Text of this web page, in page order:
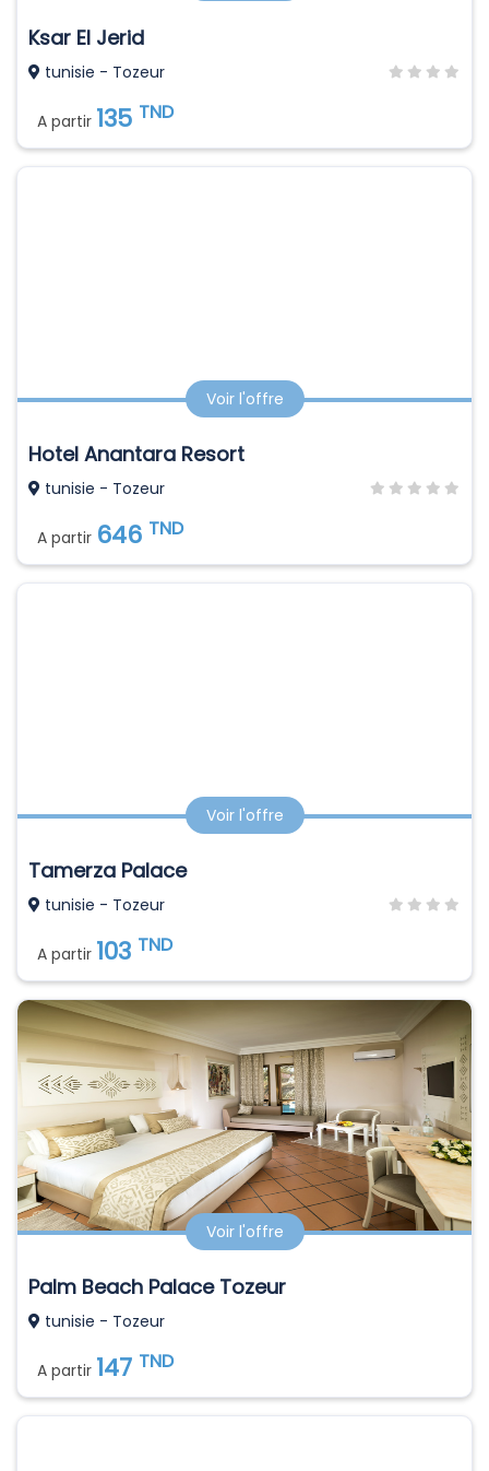
Ksar El Jerid
tunisie - Tozeur
A partir 135 TND
Voir l'offre
Hotel Anantara Resort
tunisie - Tozeur
A partir 646 TND
Voir l'offre
Tamerza Palace
tunisie - Tozeur
A partir 103 TND
Voir l'offre
Palm Beach Palace Tozeur
tunisie - Tozeur
A partir 147 TND